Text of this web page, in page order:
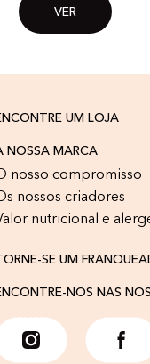
VER
UM LOJA
NOSSA MARCA
nosso compromisso
nossos criadores
nutricional e
SE UM
NOS NAS